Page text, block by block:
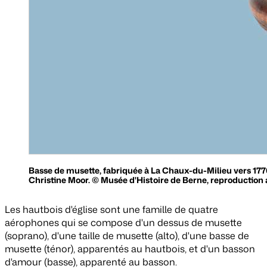
Basse de musette, fabriquée à La Chaux-du-Milieu vers
Christine Moor. © Musée d'Histoire de Berne, reproduction
Les hautbois d'église sont une famille de quatre
aérophones qui se compose d'un dessus de musette
(soprano), d'une taille de musette (alto), d'une basse de
musette (ténor), apparentés au hautbois, et d'un basson
d'amour (basse), apparenté au basson.